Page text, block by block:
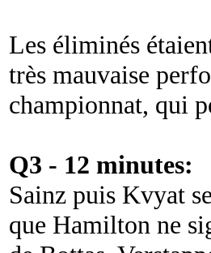
Les éliminés
très mauvaise
championnat, qui
Q3 - 12 minutes:
Sainz puis Kvyat
que Hamilton ne